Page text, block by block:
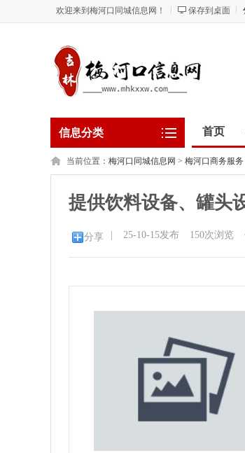
欢迎来到梅河口同城信息网！ 保存到桌面
信息分类 首页
当前位置： 梅河口同城信息网 > 梅河口商务服务
提供饮料设备、罐头
分享 25-10-15发布 150次浏览